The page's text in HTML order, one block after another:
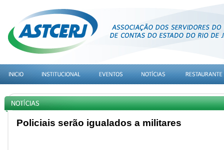
Policiais serão igualados a militares